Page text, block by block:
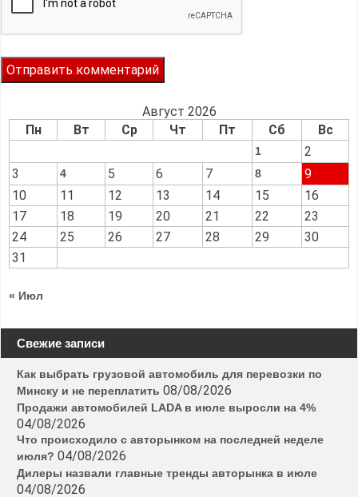
Август 2026
Пн
Вт Ср Чт Пт Сб Вс
1
2
3
4 5 6 7 8
9
10
11 12 13 14 15
16
17
18 19 20 21 22
23
24
25 26 27 28 29
30
31
« Июл
Свежие записи
Как выбрать грузовой автомобиль для перевозки по
Минску и не переплатить 08/08/2026
Продажи автомобилей LADA в июле выросли на 4%
04/08/2026
Что происходило с авторынком на последней неделе
июля? 04/08/2026
Дилеры назвали главные тренды авторынка в июле
04/08/2026